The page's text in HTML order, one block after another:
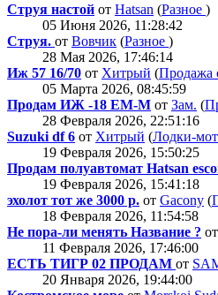
Струя настой от Hatsan (Разное )
05 Июня 2026, 11:28:42
Струя. от Вовчик (Разное )
28 Мая 2026, 17:46:14
Иж 57 16/70 от Хитрый (Продажа
05 Марта 2026, 08:45:59
Продам ИЖ -18 ЕМ-М от Зам. (
28 Февраля 2026, 22:51:16
Suzuki df 6 от Хитрый (Лодки-
19 Февраля 2026, 15:50:25
Продам полуавтомат Hatsan
19 Февраля 2026, 15:41:18
эхолот тот же 3000 р. от Gacony (
18 Февраля 2026, 11:54:58
Не пора-ли менять Название ? от
11 Февраля 2026, 17:46:00
ЕСТЬ ТИГР 02 ПРОДАМ от
20 Января 2026, 19:44:00